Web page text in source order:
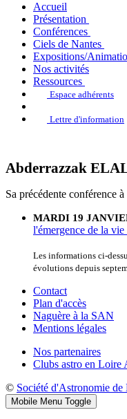
Accueil
Présentation
Conférences
Ciels de Nantes
Expositions/
Nos activités
Ressources
Espace adhérents
Lettre d'information
Abderrazzak
Sa précédente conférence
MARDI 19
l'émergence de la
Les informations ci-
évolutions depuis
Contact
Plan d'accès
Naguère à la SAN
Mentions légales
Nos partenaires
Clubs astro en Loire
© Société d'Astronomie de
Mobile Menu Toggle